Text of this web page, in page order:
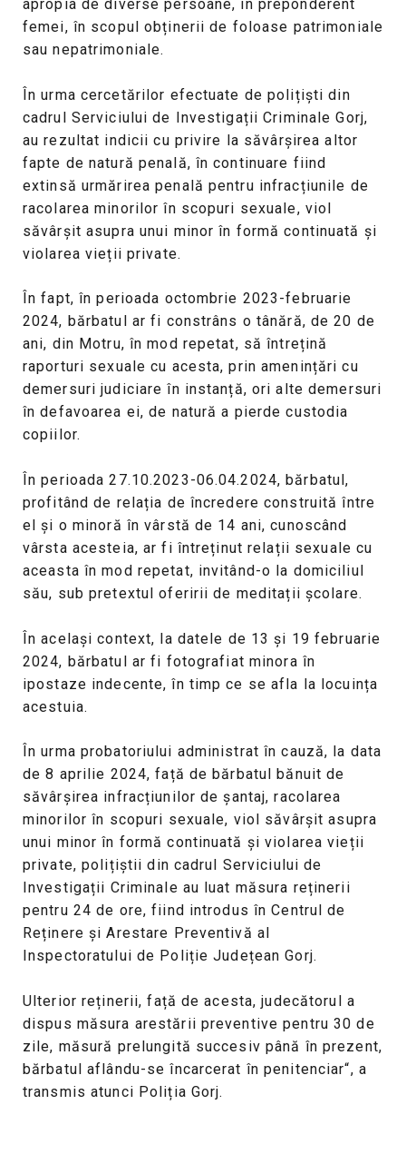
apropia de diverse persoane, în preponderent
femei, în scopul obținerii de foloase patrimoniale
sau nepatrimoniale.
În urma cercetărilor efectuate de polițiști din
cadrul Serviciului de Investigații Criminale Gorj,
au rezultat indicii cu privire la săvârșirea altor
fapte de natură penală, în continuare fiind
extinsă urmărirea penală pentru infracțiunile de
racolarea minorilor în scopuri sexuale, viol
săvârșit asupra unui minor în formă continuată și
violarea vieții private.
În fapt, în perioada octombrie 2023-februarie
2024, bărbatul ar fi constrâns o tânără, de 20 de
ani, din Motru, în mod repetat, să întrețină
raporturi sexuale cu acesta, prin amenințări cu
demersuri judiciare în instanță, ori alte demersuri
în defavoarea ei, de natură a pierde custodia
copiilor.
În perioada 27.10.2023-06.04.2024, bărbatul,
profitând de relația de încredere construită între
el și o minoră în vârstă de 14 ani, cunoscând
vârsta acesteia, ar fi întreținut relații sexuale cu
aceasta în mod repetat, invitând-o la domiciliul
său, sub pretextul oferirii de meditații școlare.
În același context, la datele de 13 și 19 februarie
2024, bărbatul ar fi fotografiat minora în
ipostaze indecente, în timp ce se afla la locuința
acestuia.
În urma probatoriului administrat în cauză, la data
de 8 aprilie 2024, față de bărbatul bănuit de
săvârșirea infracțiunilor de șantaj, racolarea
minorilor în scopuri sexuale, viol săvârșit asupra
unui minor în formă continuată și violarea vieții
private, polițiștii din cadrul Serviciului de
Investigații Criminale au luat măsura reținerii
pentru 24 de ore, fiind introdus în Centrul de
Reținere și Arestare Preventivă al
Inspectoratului de Poliție Județean Gorj.
Ulterior reținerii, față de acesta, judecătorul a
dispus măsura arestării preventive pentru 30 de
zile, măsură prelungită succesiv până în prezent,
bărbatul aflându-se încarcerat în penitenciar“, a
transmis atunci Poliția Gorj.